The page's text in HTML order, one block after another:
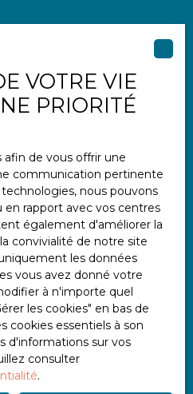
11
VOTRE VIE
PRIORITÉ
afin de vous offrir une
communication pertinente
nous pouvons
rapport avec vos centres
également d'améliorer la
convivialité de notre site
les données
vous avez donné votre
à n'importe quel
les cookies″ en bas de
cookies essentiels à son
d'informations sur vos
consulter
.